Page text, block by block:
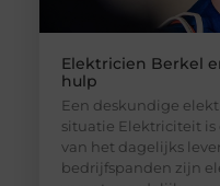
Elektricien Berkel
hulp
Een deskundige
situatie Elektriciteit is
van het dagelijks
bedrijfspanden zijn